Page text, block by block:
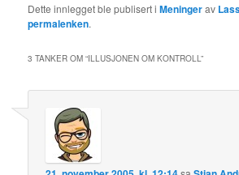
Dette innlegget ble publisert iMeningerav
permalenken.
3 TANKER OM “ILLUSJONEN OM KONTROLL”